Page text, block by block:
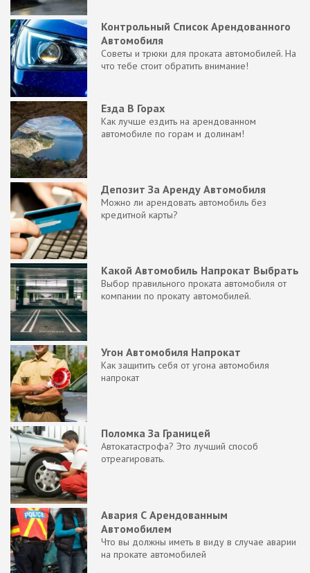
Контрольный Список Арендованного
Автомобиля
Советы и трюки для проката автомобилей. На
что тебе стоит обратить внимание!
Езда В Горах
Как лучше ездить на арендованном
автомобиле по горам и долинам!
Депозит За Аренду Автомобиля
Можно ли арендовать автомобиль без
кредитной карты?
Какой Автомобиль Напрокат Выбрать
Выбор правильного проката автомобиля от
компании по прокату автомобилей.
Угон Автомобиля Напрокат
Как защитить себя от угона автомобиля
напрокат
Поломка За Границей
Автокатастрофа? Это лучший способ
отреагировать.
Авария С Арендованным
Автомобилем
Что вы должны иметь в виду в случае аварии
на прокате автомобилей